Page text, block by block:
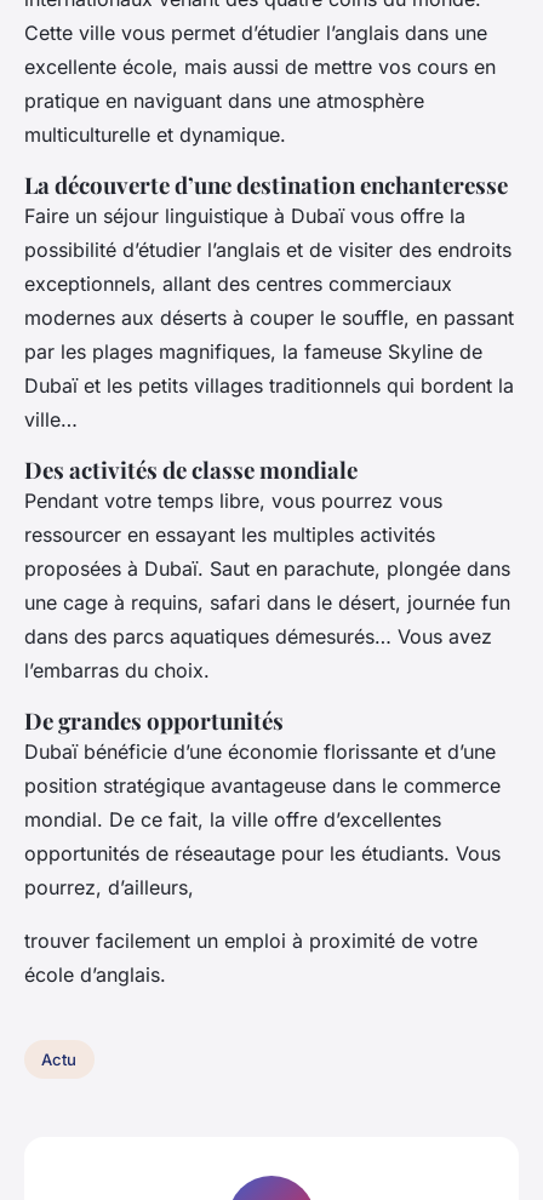
Cette ville vous permet d’étudier l’anglais dans une
excellente école, mais aussi de mettre vos cours en
pratique en naviguant dans une atmosphère
multiculturelle et dynamique.
La découverte d’une destination enchanteresse
Faire un séjour linguistique à Dubaï vous offre la
possibilité d’étudier l’anglais et de visiter des endroits
exceptionnels, allant des centres commerciaux
modernes aux déserts à couper le souffle, en passant
par les plages magnifiques, la fameuse Skyline de
Dubaï et les petits villages traditionnels qui bordent la
ville…
Des activités de classe mondiale
Pendant votre temps libre, vous pourrez vous
ressourcer en essayant les multiples activités
proposées à Dubaï. Saut en parachute, plongée dans
une cage à requins, safari dans le désert, journée fun
dans des parcs aquatiques démesurés… Vous avez
l’embarras du choix.
De grandes opportunités
Dubaï bénéficie d’une économie florissante et d’une
position stratégique avantageuse dans le commerce
mondial. De ce fait, la ville offre d’excellentes
opportunités de réseautage pour les étudiants. Vous
pourrez, d’ailleurs,
trouver facilement un emploi à proximité de votre
école d’anglais.
Actu